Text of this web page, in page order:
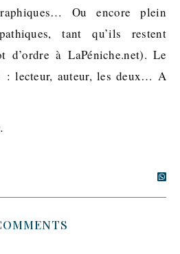
Ou encore plein
tant qu’ils restent
d’ordre à LaPéniche.net). Le
: lecteur, auteur, les deux… A